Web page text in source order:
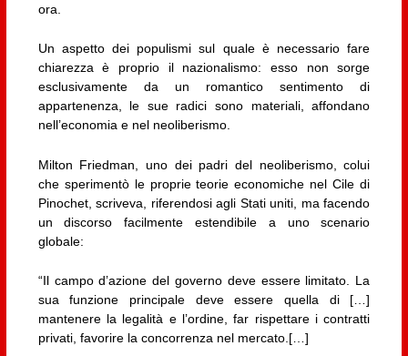
ora.
Un aspetto dei populismi sul quale è necessario fare
chiarezza è proprio il nazionalismo: esso non sorge
esclusivamente da un romantico sentimento di
appartenenza, le sue radici sono materiali, affondano
nell’economia e nel neoliberismo.
Milton Friedman, uno dei padri del neoliberismo, colui
che sperimentò le proprie teorie economiche nel Cile di
Pinochet, scriveva, riferendosi agli Stati uniti, ma facendo
un discorso facilmente estendibile a uno scenario
globale:
“Il campo d’azione del governo deve essere limitato. La
sua funzione principale deve essere quella di […]
mantenere la legalità e l’ordine, far rispettare i contratti
privati, favorire la concorrenza nel mercato.[…]